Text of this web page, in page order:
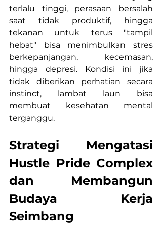
terlalu tinggi, perasaan bersalah
saat tidak produktif, hingga
tekanan untuk terus "tampil
hebat" bisa menimbulkan stres
berkepanjangan, kecemasan,
hingga depresi. Kondisi ini jika
tidak diberikan perhatian secara
instinct, lambat laun bisa
membuat kesehatan mental
terganggu.
Strategi Mengatasi
Hustle Pride Complex
dan Membangun
Budaya Kerja
Seimbang